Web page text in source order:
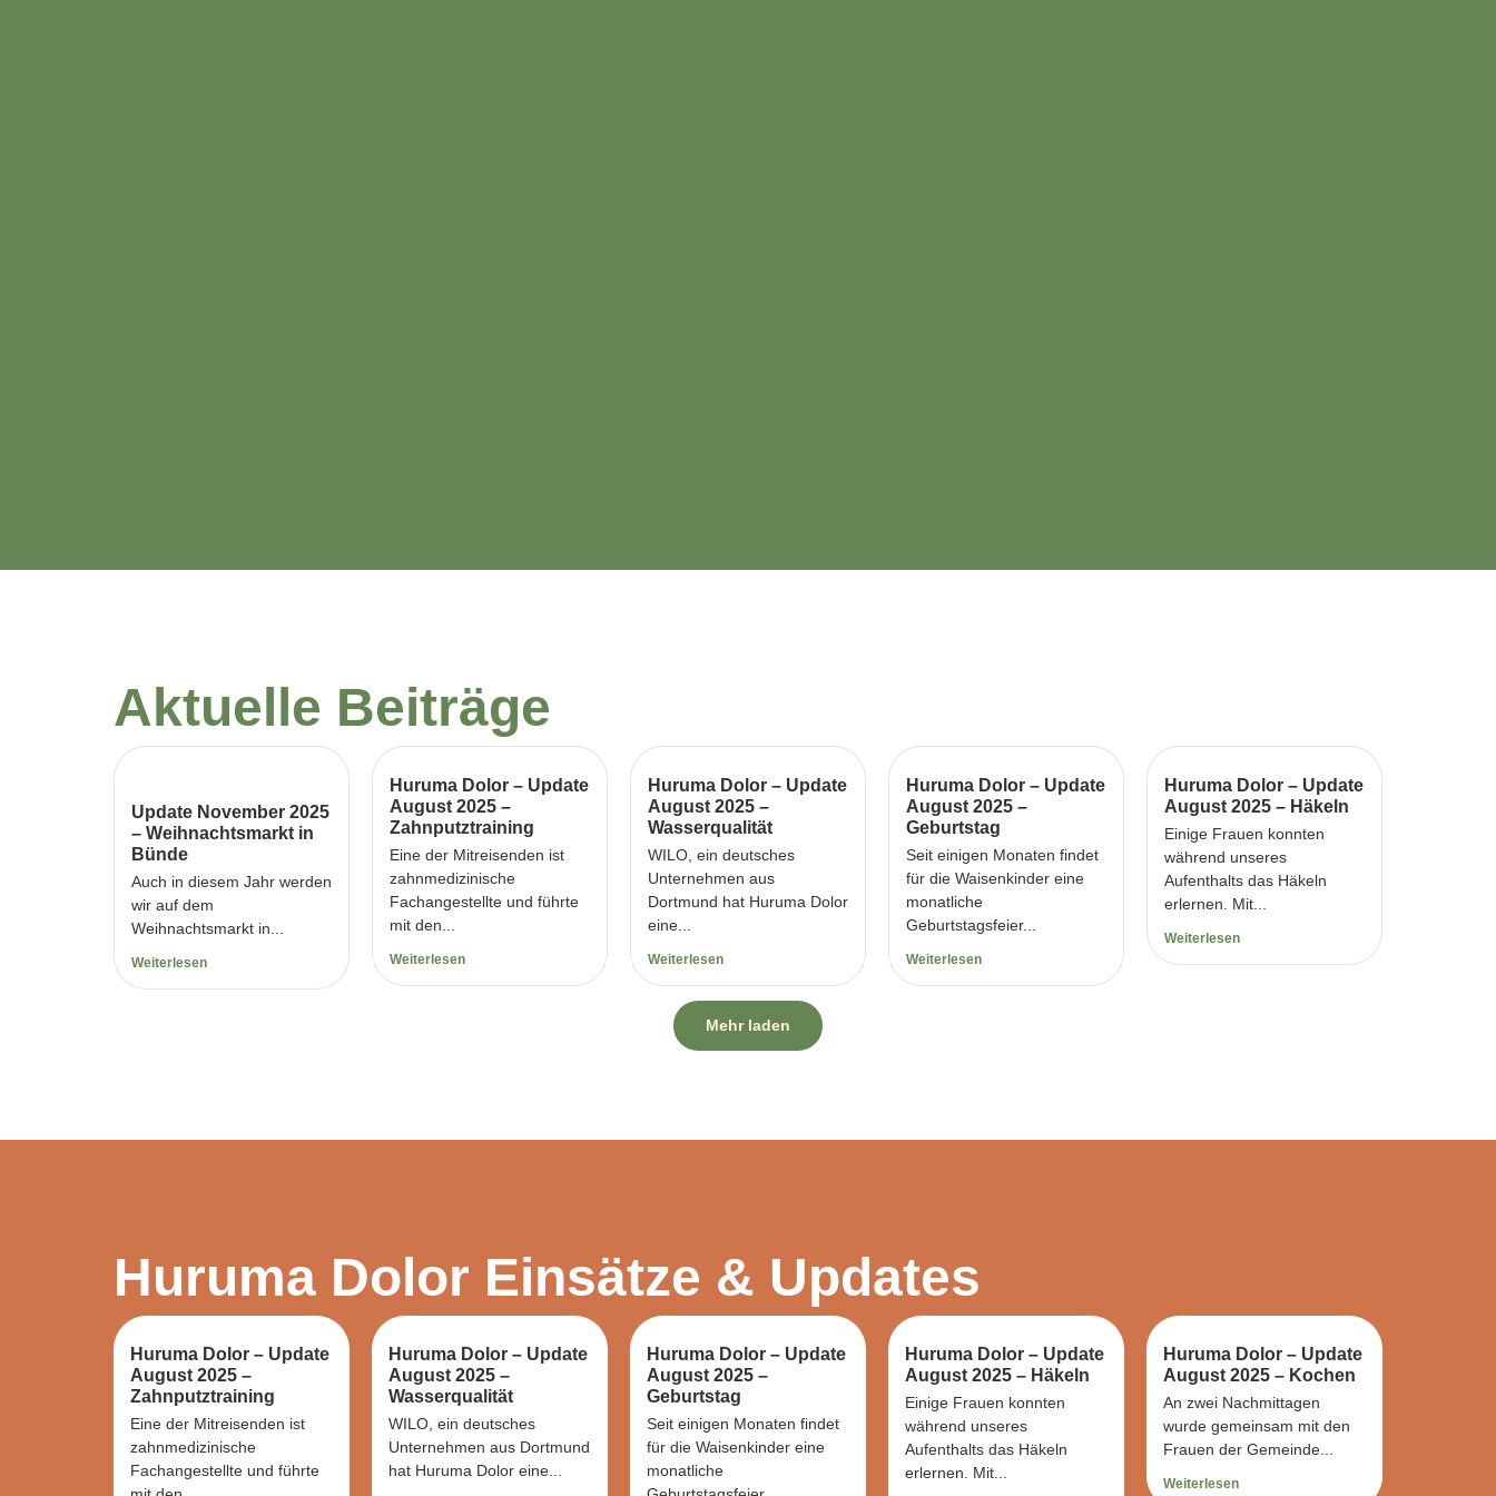
Aktuelle Beiträge
Update November 2025
– Weihnachtsmarkt in
Bünde
Auch in diesem Jahr werden
wir auf dem
Weihnachtsmarkt in...
Weiterlesen
Huruma Dolor – Update
August 2025 –
Zahnputztraining
Eine der Mitreisenden ist
zahnmedizinische
Fachangestellte und führte
mit den...
Weiterlesen
Huruma Dolor – Update
August 2025 –
Wasserqualität
WILO, ein deutsches
Unternehmen aus
Dortmund hat Huruma Dolor
eine...
Weiterlesen
Huruma Dolor – Update
August 2025 –
Geburtstag
Seit einigen Monaten findet
für die Waisenkinder eine
monatliche
Geburtstagsfeier...
Weiterlesen
Huruma Dolor – Update
August 2025 – Häkeln
Einige Frauen konnten
während unseres
Aufenthalts das Häkeln
erlernen. Mit...
Weiterlesen
Mehr laden
Huruma Dolor Einsätze & Updates
Huruma Dolor – Update
August 2025 –
Zahnputztraining
Eine der Mitreisenden ist
zahnmedizinische
Fachangestellte und führte
Huruma Dolor – Update
August 2025 –
Wasserqualität
WILO, ein deutsches
Unternehmen aus Dortmund
hat Huruma Dolor eine...
Huruma Dolor – Update
August 2025 –
Geburtstag
Seit einigen Monaten findet
für die Waisenkinder eine
monatliche
Huruma Dolor – Update
August 2025 – Häkeln
Einige Frauen konnten
während unseres
Aufenthalts das Häkeln
erlernen. Mit...
Huruma Dolor – Update
August 2025 – Kochen
An zwei Nachmittagen
wurde gemeinsam mit den
Frauen der Gemeinde...
Weiterlesen